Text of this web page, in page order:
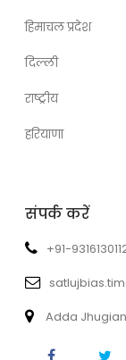
हिमाचल प्रदेश
दिल्ली
राष्ट्रीय
हरियाणा
संपर्क करें
+91-
Adda